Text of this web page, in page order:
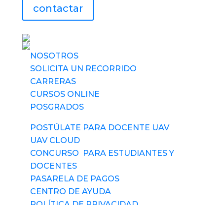
contactar
NOSOTROS
SOLICITA UN RECORRIDO
CARRERAS
CURSOS ONLINE
POSGRADOS
POSTÚLATE PARA DOCENTE UAV
UAV CLOUD
CONCURSO PARA ESTUDIANTES Y
DOCENTES
PASARELA DE PAGOS
CENTRO DE AYUDA